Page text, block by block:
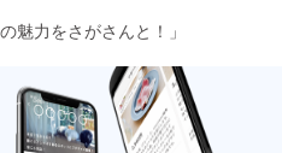
魅力をさがさんと！」